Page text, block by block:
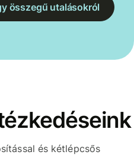
összegű utalásokról
és kétlépcsős